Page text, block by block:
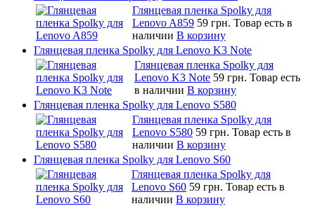
Глянцевая пленка Spolky для
Lenovo A859 59 грн. Товар есть в
наличии В корзину
Глянцевая пленка Spolky для Lenovo K3 Note
Глянцевая пленка Spolky для
Lenovo K3 Note 59 грн. Товар есть
в наличии В корзину
Глянцевая пленка Spolky для Lenovo S580
Глянцевая пленка Spolky для
Lenovo S580 59 грн. Товар есть в
наличии В корзину
Глянцевая пленка Spolky для Lenovo S60
Глянцевая пленка Spolky для
Lenovo S60 59 грн. Товар есть в
наличии В корзину